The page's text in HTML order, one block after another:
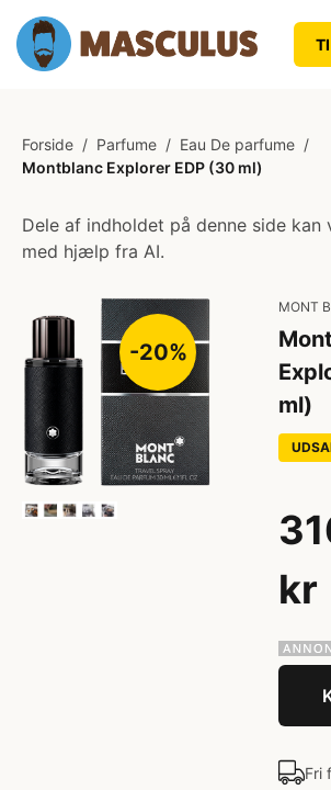
Forside / Parfume / Eau De parfume /
Montblanc Explorer EDP (30 ml)
Dele af indholdet på denne side
med hjælp fra AI.
-20%
MONT
ml)
kr
Fri